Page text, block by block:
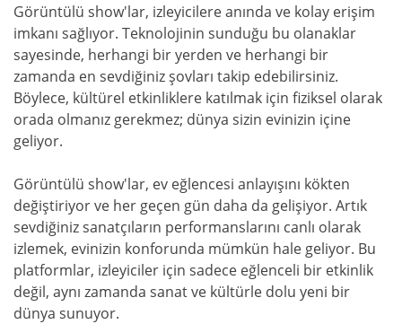
Görüntülü show'lar, izleyicilere anında ve kolay erişim
imkanı sağlıyor. Teknolojinin sunduğu bu olanaklar
sayesinde, herhangi bir yerden ve herhangi bir
zamanda en sevdiğiniz şovları takip edebilirsiniz.
Böylece, kültürel etkinliklere katılmak için fiziksel olarak
orada olmanız gerekmez; dünya sizin evinizin içine
geliyor.
Görüntülü show'lar, ev eğlencesi anlayışını kökten
değiştiriyor ve her geçen gün daha da gelişiyor. Artık
sevdiğiniz sanatçıların performanslarını canlı olarak
izlemek, evinizin konforunda mümkün hale geliyor. Bu
platformlar, izleyiciler için sadece eğlenceli bir etkinlik
değil, aynı zamanda sanat ve kültürle dolu yeni bir
dünya sunuyor.